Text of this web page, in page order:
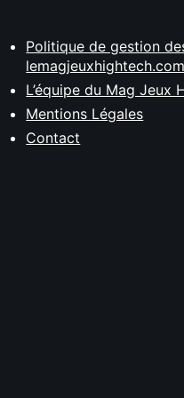
Politique de gestion
lemagjeuxhightech.com
L’équipe du Mag Jeux
Mentions Légales
Contact